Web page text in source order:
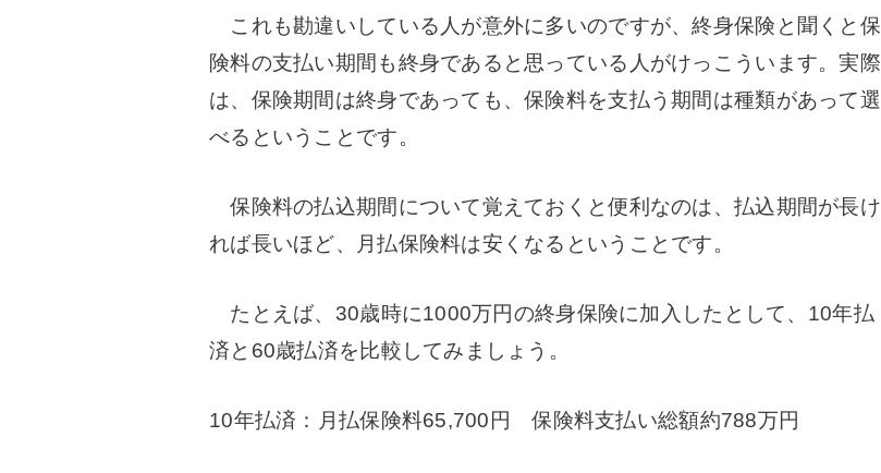
これも勘違いしている人が意外に多いのですが、終身保険と聞くと保
険料の支払い期間も終身であると思っている人がけっこういます。実際
は、保険期間は終身であっても、保険料を支払う期間は種類があって選
べるということです。
保険料の払込期間について覚えておくと便利なのは、払込期間が長け
れば長いほど、月払保険料は安くなるということです。
たとえば、30歳時に1000万円の終身保険に加入したとして、10年払
済と60歳払済を比較してみましょう。
10年払済：月払保険料65,700円 保険料支払い総額約788万円